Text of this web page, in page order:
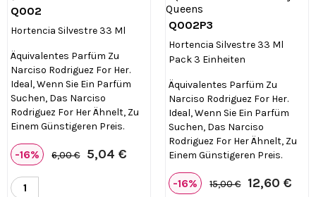
Q002
Hortencia Silvestre 33 Ml
Äquivalentes Parfüm Zu
Narciso Rodriguez For Her.
Ideal, Wenn Sie Ein Parfüm
Suchen, Das Narciso
Rodriguez For Her Ähnelt, Zu
Einem Günstigeren Preis.
-16% 6,00 € 5,04 €

Q002P3
Hortencia Silvestre 33 Ml
Pack 3 Einheiten
Äquivalentes Parfüm Zu
Narciso Rodriguez For Her.
Ideal, Wenn Sie Ein Parfüm
Suchen, Das Narciso
Rodriguez For Her Ähnelt, Zu
Einem Günstigeren Preis.
-16% 15,00 € 12,60 €